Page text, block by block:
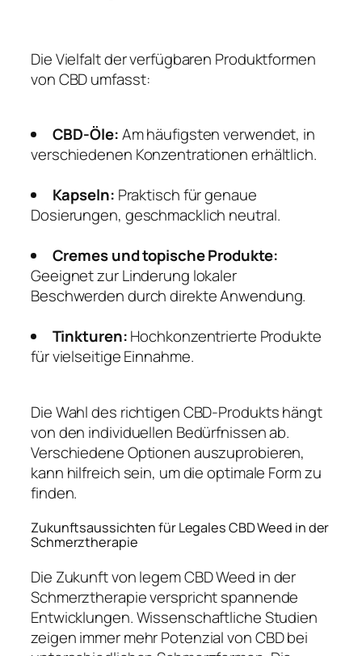
Die Vielfalt der verfügbaren Produktformen
von CBD umfasst:
CBD-Öle:Am häufigsten verwendet, in
verschiedenen Konzentrationen erhältlich.
Kapseln: Praktisch für genaue
Dosierungen, geschmacklich neutral.
Cremes und topische Produkte:
Geeignet zur Linderung lokaler
Beschwerden durch direkte Anwendung.
Tinkturen:Hochkonzentrierte Produkte
für vielseitige Einnahme.
Die Wahl des richtigen CBD-Produkts hängt
von den individuellen Bedürfnissen ab.
Verschiedene Optionen auszuprobieren,
kann hilfreich sein, um die optimale Form zu
finden.
Zukunftsaussichten für Legales CBD Weed in der
Schmerztherapie
Die Zukunft von legem CBD Weed in der
Schmerztherapie verspricht spannende
Entwicklungen. Wissenschaftliche Studien
zeigen immer mehr Potenzial von CBD bei